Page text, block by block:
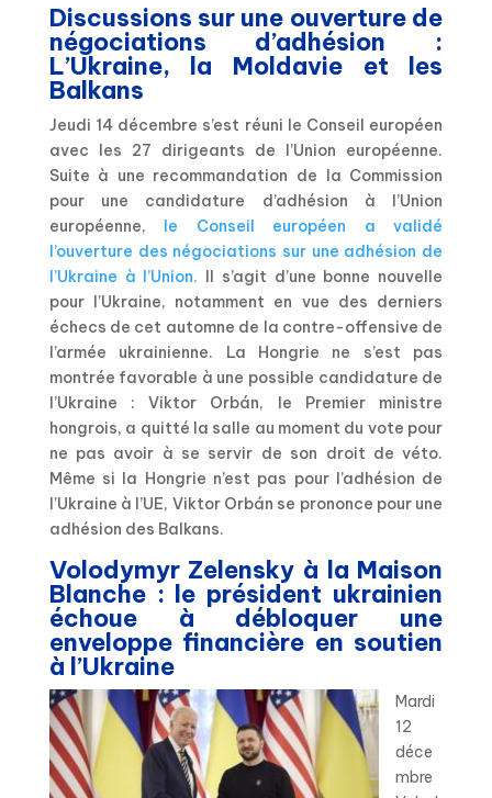
Discussions sur une ouverture de
négociations d’adhésion :
L’Ukraine, la Moldavie et les
Balkans
Jeudi 14 décembre s’est réuni le Conseil européen
avec les 27 dirigeants de l’Union européenne.
Suite à une recommandation de la Commission
pour une candidature d’adhésion à l’Union
européenne, le Conseil européen a validé
l’ouverture des négociations sur une adhésion de
l’Ukraine à l’Union. Il s’agit d’une bonne nouvelle
pour l’Ukraine, notamment en vue des derniers
échecs de cet automne de la contre-offensive de
l’armée ukrainienne. La Hongrie ne s’est pas
montrée favorable à une possible candidature de
l’Ukraine : Viktor Orbán, le Premier ministre
hongrois, a quitté la salle au moment du vote pour
ne pas avoir à se servir de son droit de véto.
Même si la Hongrie n’est pas pour l’adhésion de
l’Ukraine à l’UE, Viktor Orbán se prononce pour une
adhésion des Balkans.
Volodymyr Zelensky à la Maison
Blanche : le président ukrainien
échoue à débloquer une
enveloppe financière en soutien
à l’Ukraine
Mardi
12
déce
mbre